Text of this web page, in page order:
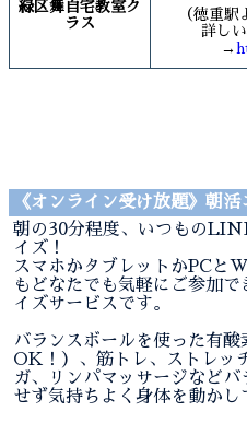
緑区舞自宅教室ク
ラス
（徳重
詳し
→
《オンライン受け放題》朝
朝の30分程度、いつもの
イズ！
スマホかタブレットかPCと
もどなたでも気軽にご参加
イズサービスです。
バランスボールを使った有
OK！）、筋トレ、ストレッ
ガ、リンパマッサージなど
せず気持ちよく身体を動かし